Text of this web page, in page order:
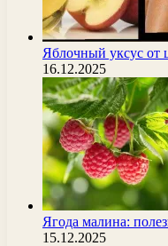
Яблочный уксус от
16.12.2025
Ягода малина:
15.12.2025